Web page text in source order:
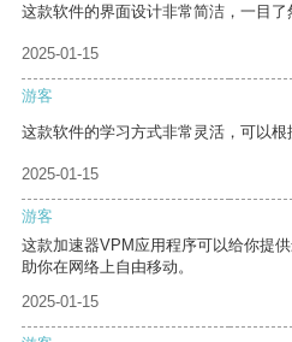
这款软件的界面设计非常简洁，一目了
2025-01-15
游客
这款软件的学习方式非常灵活，可以根
2025-01-15
游客
这款加速器VPM应用程序可以给你提
助你在网络上自由移动。
2025-01-15